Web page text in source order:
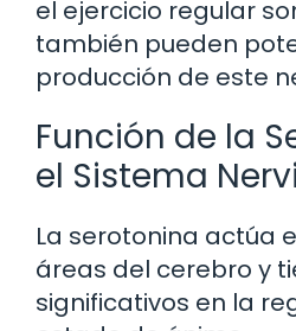
el ejercicio regular
también pueden
producción de este
Función de la
el Sistema
La serotonina actúa
áreas del cerebro y
significativos en la